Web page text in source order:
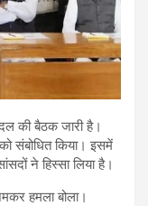
की बैठक जारी है।
संबोधित किया। इसमें
ने हिस्सा लिया है।
हमला बोला।